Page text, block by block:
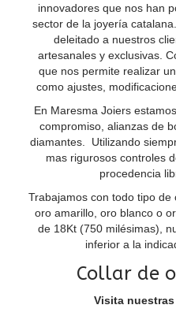
innovadores que nos han
sector de la joyería
deleitado a nuestros
artesanales y exclusivas.
que nos permite realizar
como ajustes,
En Maresma Joiers
compromiso, alianzas de
diamantes. Utilizando
mas rigurosos controles
procedencia
Trabajamos con todo tipo
oro amarillo, oro blanco o
de 18Kt (750 milésimas),
inferior a la
Collar de
Visita